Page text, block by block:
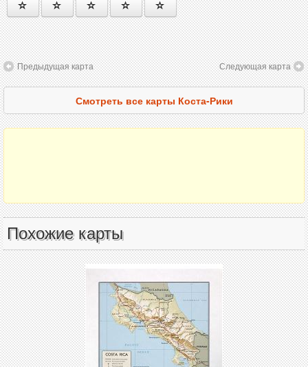
Предыдущая карта Следующая карта
Смотреть все карты Коста-Рики
Похожие карты